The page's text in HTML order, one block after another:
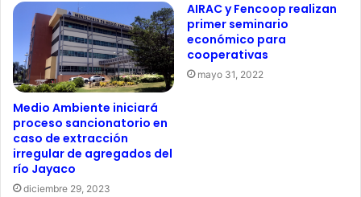
Medio Ambiente iniciará
proceso sancionatorio en
caso de extracción
irregular de agregados del
río Jayaco
diciembre 29, 2023
AIRAC y Fencoop realizan
primer seminario
económico para
cooperativas
mayo 31, 2022